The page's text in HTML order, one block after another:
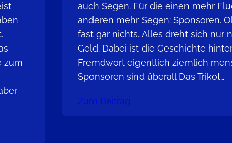
zum
auch Segen. Für die einen mehr
anderen mehr Segen: Sponsoren.
fast gar nichts. Alles dreht sich nur
Geld. Dabei ist die Geschichte
Fremdwort eigentlich ziemlich
Sponsoren sind überall Das Trikot…
Zum Beitrag